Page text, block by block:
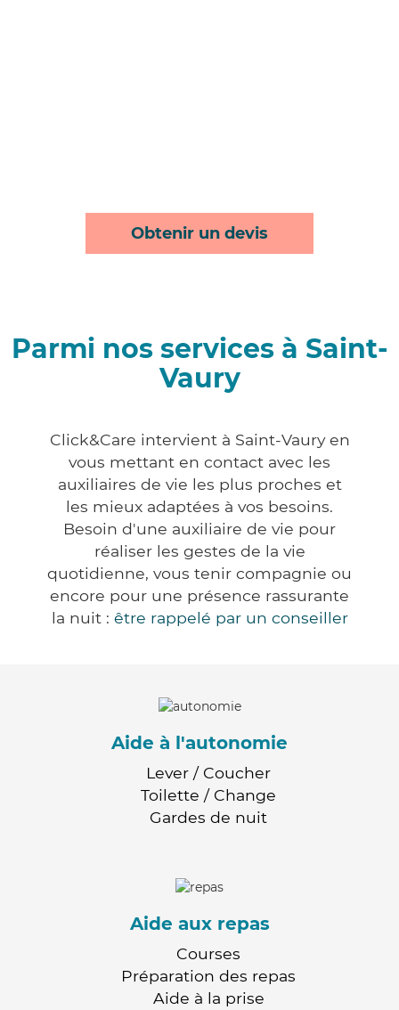
Obtenir un devis
Parmi nos services à Saint-
Vaury
Click&Care intervient à Saint-Vaury en
vous mettant en contact avec les
auxiliaires de vie les plus proches et
les mieux adaptées à vos besoins.
Besoin d'une auxiliaire de vie pour
réaliser les gestes de la vie
quotidienne, vous tenir compagnie ou
encore pour une présence rassurante
la nuit : être rappelé par un conseiller
Aide à l'autonomie
Lever / Coucher
Toilette / Change
Gardes de nuit
Aide aux repas
Courses
Préparation des repas
Aide à la prise